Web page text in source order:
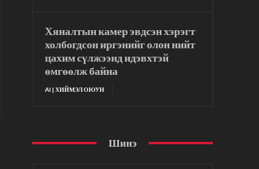
Хяналтын камер эвдсэн хэрэгт
холбогдсон иргэнийг олон нийт
цахим сүлжээнд идэвхтэй
өмгөөлж байна
AI | ХИЙМЭЛ ОЮУН
Шинэ